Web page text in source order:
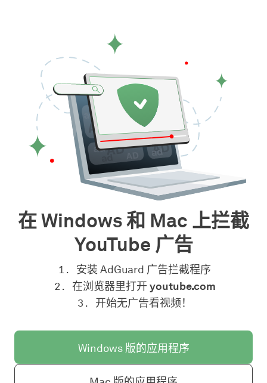
在 Windows 和 Mac 上拦截
YouTube 广告
安装 AdGuard 广告拦截程序
在浏览器里打开 youtube.com
开始无广告看视频！
Windows 版的应用程序